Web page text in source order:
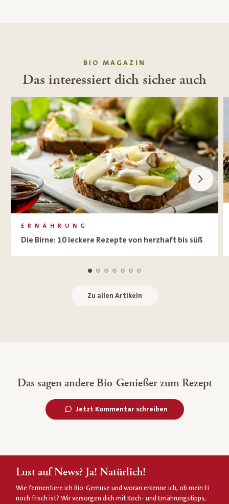
BIO MAGAZIN
Das interessiert dich sicher auch
ERNÄHRUNG
Die Birne: 10 leckere Rezepte von herzhaft bis süß
Zu allen Artikeln
Das sagen andere Bio-Genießer zum Rezept
Jetzt Kommentar schreiben
Lust auf News? Ja! Natürlich!
Wie fermentiere ich Bio-Gemüse und woran erkenne ich, ob mein Ei
noch frisch ist? Wir versorgen dich mit Koch- und Ernährungstipps,